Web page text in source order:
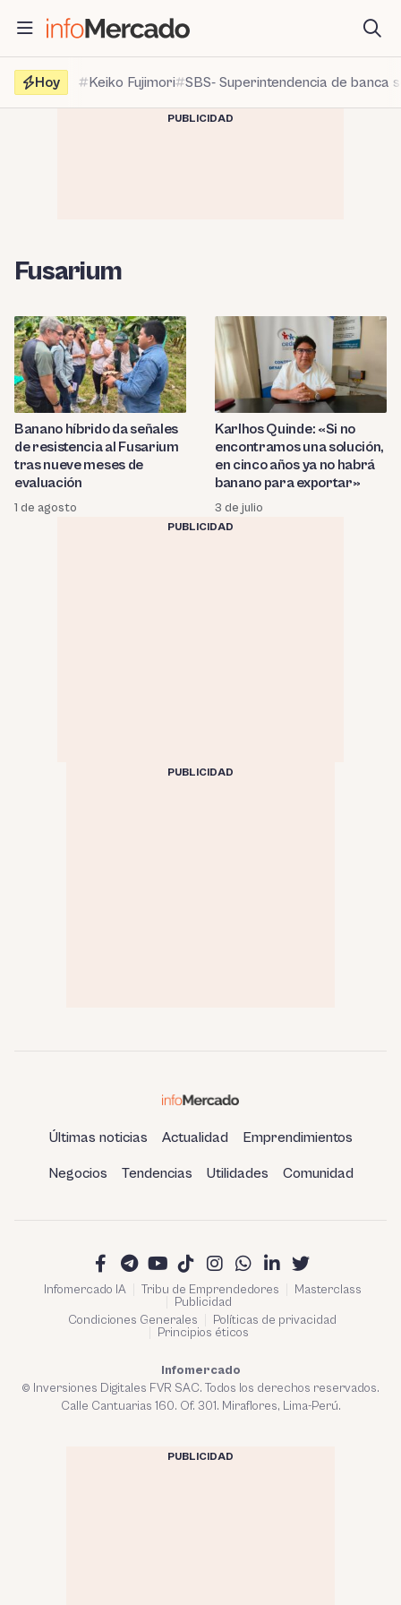
contenido
Hoy
Keiko Fujimori SBS- Superintendencia de banca
PUBLICIDAD
Fusarium
Banano híbrido da señales
de resistencia al Fusarium
tras nueve meses de
evaluación
1 de agosto
Karlhos Quinde: «Si no
encontramos una solución,
en cinco años ya no habrá
banano para exportar»
3 de julio
PUBLICIDAD
PUBLICIDAD
Últimas noticias Actualidad Emprendimientos
Negocios Tendencias Utilidades Comunidad
Infomercado IA Tribu de Emprendedores
Masterclass
Publicidad
Condiciones Generales
Políticas de privacidad
Principios éticos
Infomercado
© Inversiones Digitales FVR SAC. Todos los derechos reservados.
Calle Cantuarias 160. Of. 301. Miraflores, Lima-Perú.
PUBLICIDAD